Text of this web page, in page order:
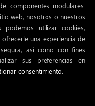
componentes modulares.
web, nosotros o nuestros
podemos utilizar cookies,
una experiencia de
así como con fines
sus preferencias en
consentimiento.